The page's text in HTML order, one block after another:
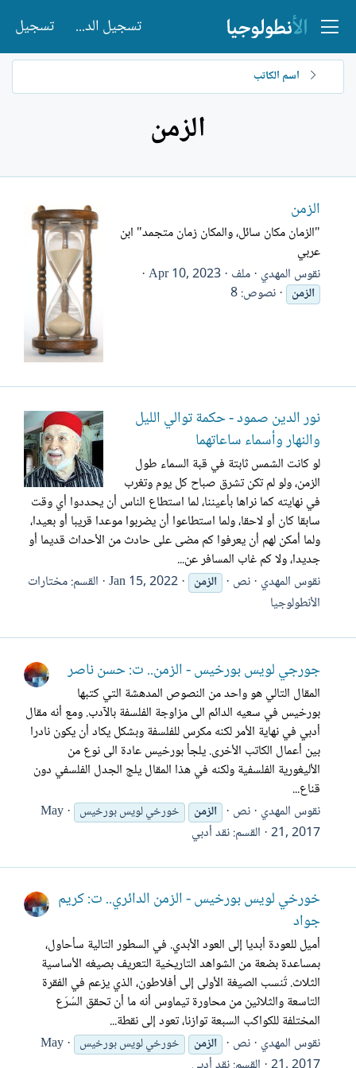
تسجيل الدخول تسجيل
اسم الكاتب
الزمن
الزمن
"الزمان مكان سائل، والمكان زمان متجمد" ابن
عربي
نقوس المهدي ملف Apr 10, 2023
الزمن نصوص: 8
نور الدين صمود - حكمة توالي الليل
والنهار وأسماء ساعاتهما
لو كانت الشمس ثابتة في قبة السماء طول
الزمن، ولو لم تكن تشرق صباح كل يوم وتغرب
في نهايته كما نراها بأعيننا، لما استطاع الناس أن يحددوا أي وقت
سابقا كان أو لاحقا، ولما استطاعوا أن يضربوا موعدا قريبا أو بعيدا،
ولما أمكن لهم أن يعرفوا كم مضى على حادث من الأحداث قديما أو
جديدا، ولا كم غاب المسافر عن...
نقوس المهدي نص الزمن Jan 15, 2022 القسم:مختارات
الأنطولوجيا
جورجي لويس بورخيس - الزمن.. ت: حسن ناصر
المقال التالي هو واحد من النصوص المدهشة التي كتبها
بورخيس في سعيه الدائم الى مزاوجة الفلسفة بالآدب. ومع أنه مقال
أدبي في نهاية الأمر لكنه مكرس للفلسفة وبشكل يكاد أن يكون نادرا
بين أعمال الكاتب الأخرى. يلجأ بورخيس عادة الى نوع من
الأليغورية الفلسفية ولكنه في هذا المقال يلج الجدل الفلسفي دون
قناع...
نقوس المهدي نص الزمن خورخي لويس بورخيس
May
21, 2017 القسم:نقد أدبي
خورخي لويس بورخيس - الزمن الدائري.. ت: كريم
جواد
أميل للعودة أبديا إلى العود الأبدي. في السطور التالية سأحاول،
بمساعدة بضعة من الشواهد التاريخية التعريف بصيغه الأساسية
الثلاث. تُنسب الصيغة الأولى إلى أفلاطون، الذي يزعم في الفقرة
التاسعة والثلاثين من محاورة تيماوس أنه ما أن تحقق السُرَع
المختلفة للكواكب السبعة توازنا، تعود إلى نقطة...
نقوس المهدي نص الزمن خورخي لويس بورخيس
May